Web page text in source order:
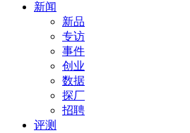
新闻
新品
专访
事件
创业
数据
探厂
招聘
评测